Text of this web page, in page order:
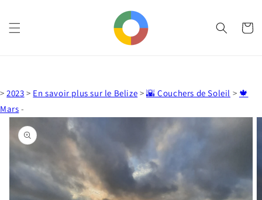
au
contenu
Panier
>2023 > En savoir plus sur le Belize >🌇 Couchers de Soleil > 🍁
Mars -
Passer aux
informations
produits